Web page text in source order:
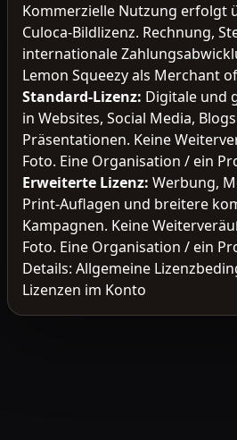
Kommerzielle Nutzung erfolgt
Culoca-Bildlizenz. Rechnung,
internationale
Lemon Squeezy als Merchant
Standard-Lizenz: Digitale und
in Websites, Social Media,
Präsentationen. Keine
Foto. Eine Organisation / ein
Erweiterte Lizenz: Werbung,
Print-Auflagen und breitere
Kampagnen. Keine
Foto. Eine Organisation / ein
Details: Allgemeine
Lizenzen im Konto